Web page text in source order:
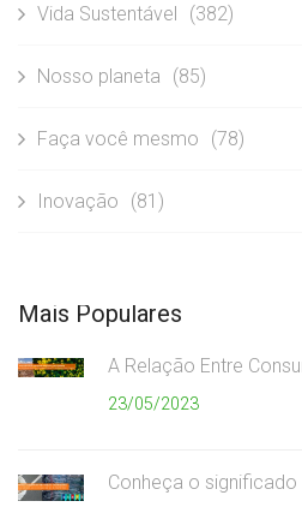
Vida Sustentável (382)
Nosso planeta (85)
Faça você mesmo (78)
Inovação (81)
Mais Populares
A Relação Entre
23/05/2023
Conheça o